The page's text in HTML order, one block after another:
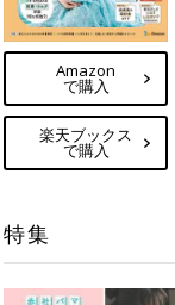
Amazon
で購入
楽天ブックス
で購入
特集